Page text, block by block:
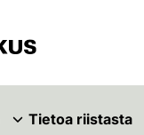
Tietoa riistasta